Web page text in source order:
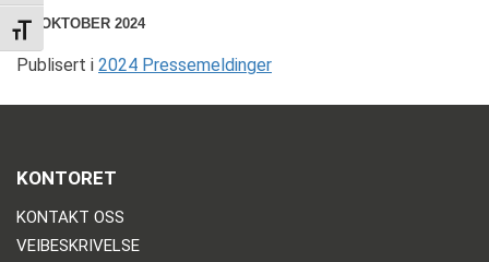
TOGGLE FONT SIZE
23. OKTOBER 2024
Publisert i 2024 Pressemeldinger
KONTORET
KONTAKT OSS
VEIBESKRIVELSE